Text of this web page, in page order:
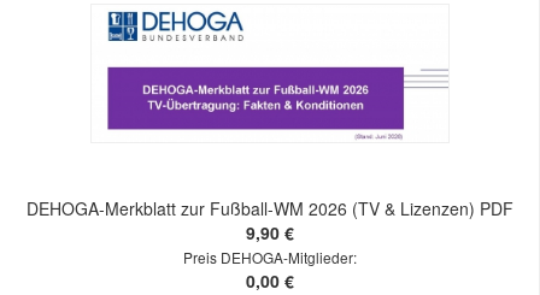
DEHOGA-Merkblatt zur Fußball-WM 2026 (TV & Lizenzen) PDF
9,90 €
Preis DEHOGA-Mitglieder:
0,00 €